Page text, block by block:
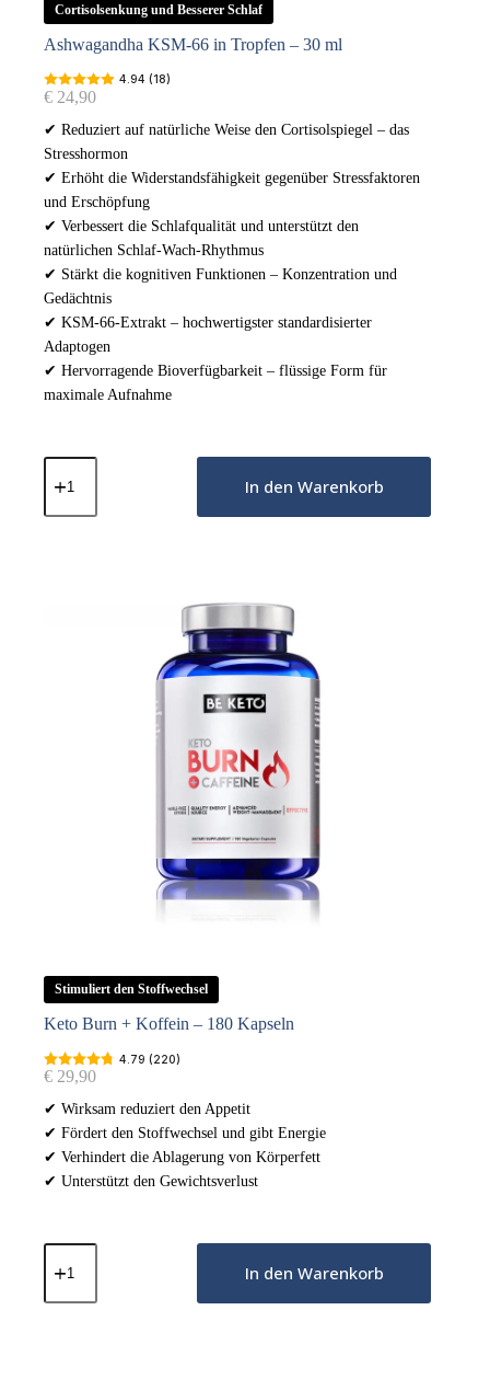
Cortisolsenkung und Besserer Schlaf
Ashwagandha KSM-66 in Tropfen – 30 ml
4.94 (18)
€ 24,90
✔ Reduziert auf natürliche Weise den Cortisolspiegel – das
Stresshormon
✔ Erhöht die Widerstandsfähigkeit gegenüber Stressfaktoren
und Erschöpfung
✔ Verbessert die Schlafqualität und unterstützt den
natürlichen Schlaf-Wach-Rhythmus
✔ Stärkt die kognitiven Funktionen – Konzentration und
Gedächtnis
✔ KSM-66-Extrakt – hochwertigster standardisierter
Adaptogen
✔ Hervorragende Bioverfügbarkeit – flüssige Form für
maximale Aufnahme
Ashwagandha
KSM-
in
In den Warenkorb
Stimuliert den Stoffwechsel
Keto Burn + Koffein – 180 Kapseln
4.79 (220)
€ 29,90
✔ Wirksam reduziert den Appetit
✔ Fördert den Stoffwechsel und gibt Energie
✔ Verhindert die Ablagerung von Körperfett
✔ Unterstützt den Gewichtsverlust
Keto
Burn
Koffein
In den Warenkorb